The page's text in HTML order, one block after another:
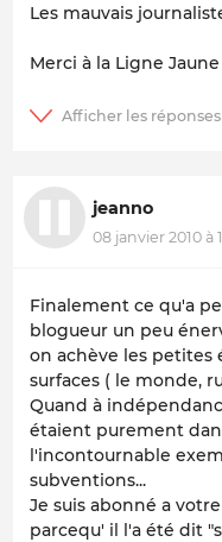
Les mauvais
Merci à la Ligne
jeanno
08 janvier 2010 à
Finalement ce qu'a
blogueur un peu
on achève les petites
surfaces ( le monde,
Quand à
étaient purement
l'incontournable
subventions...
Je suis abonné a
parcequ' il l'a été dit